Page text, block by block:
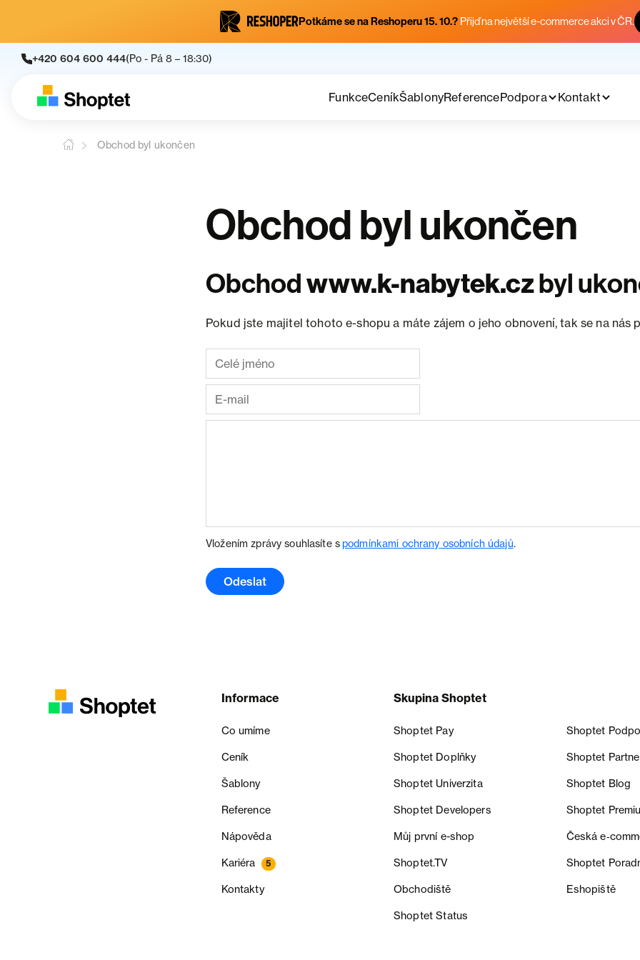
Potkáme se na Reshoperu 15. 10.? Přijď na největší e-commerce akci v ČR.
+420 604 600 444(Po - Pá 8 – 18:30)
FunkceCeníkŠablonyReferencePodpora Kontakt
Obchod byl ukončen
Obchod byl ukončen
Obchodwww.k-nabytek.czbyl
Pokud jste majitel tohoto e-shopu a máte zájem o jeho obnovení, tak se na nás
Vložením zprávy souhlasíte spodmínkami ochrany osobních údajů.
Odeslat
Informace
Co umíme
Ceník
Šablony
Reference
Nápověda
Kariéra 5
Kontakty
Skupina Shoptet
Shoptet Pay Shoptet
Shoptet Doplňky Shoptet
Shoptet Univerzita Shoptet Blog
Shoptet Developers Shoptet
Můj první e-shop Česká
Shoptet.TV Shoptet
Obchodiště Eshopiště
Shoptet Status